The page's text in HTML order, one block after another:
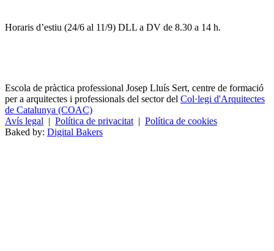
Horaris d’estiu (24/6 al 11/9) DLL a DV de 8.30 a 14 h.
Escola de pràctica professional Josep Lluís Sert, centre de formació
per a arquitectes i professionals del sector del Col·legi d'Arquitectes
de Catalunya (COAC)
Avís legal | Política de privacitat | Política de cookies
Baked by: Digital Bakers